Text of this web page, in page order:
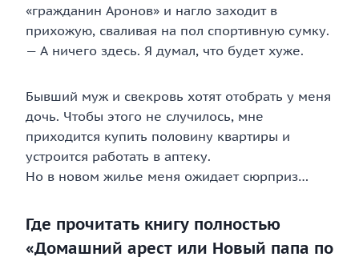
«гражданин Аронов» и нагло заходит в
прихожую, сваливая на пол спортивную сумку.
— А ничего здесь. Я думал, что будет хуже.
Бывший муж и свекровь хотят отобрать у меня
дочь. Чтобы этого не случилось, мне
приходится купить половину квартиры и
устроится работать в аптеку.
Но в новом жилье меня ожидает сюрприз…
Где прочитать книгу полностью
«Домашний арест или Новый папа по